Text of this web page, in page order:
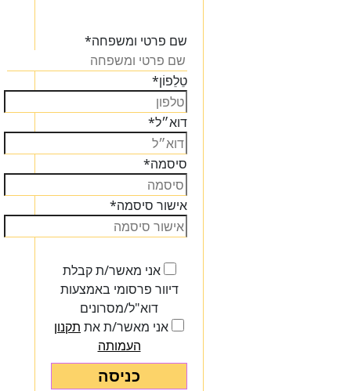
שם פרטי ומשפחה*
טֵלֵפוֹן*
דוא״ל*
סיסמה*
אישור סיסמה*
אני מאשר/ת קבלת
דיוור פרסומי באמצעות
דוא"ל/מסרונים
אני מאשר/ת את תקנון
העמותה
כניסה